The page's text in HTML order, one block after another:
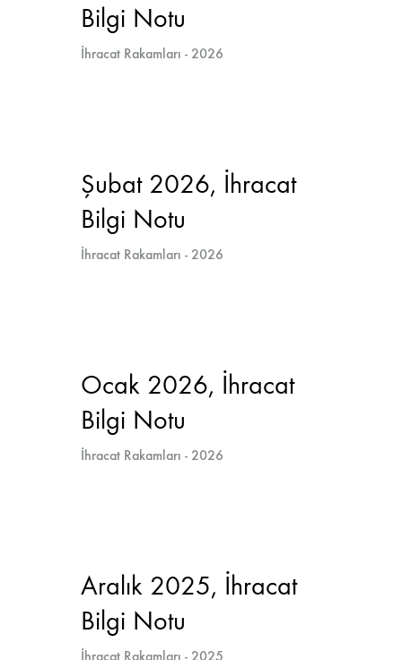
Bilgi Notu
İhracat Rakamları - 2026
Şubat 2026, İhracat
Bilgi Notu
İhracat Rakamları - 2026
Ocak 2026, İhracat
Bilgi Notu
İhracat Rakamları - 2026
Aralık 2025, İhracat
Bilgi Notu
İhracat Rakamları - 2025